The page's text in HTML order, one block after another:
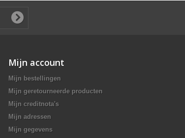
Mijn account
Mijn bestellingen
Mijn geretourneerde producten
Mijn creditnota's
Mijn adressen
Mijn gegevens